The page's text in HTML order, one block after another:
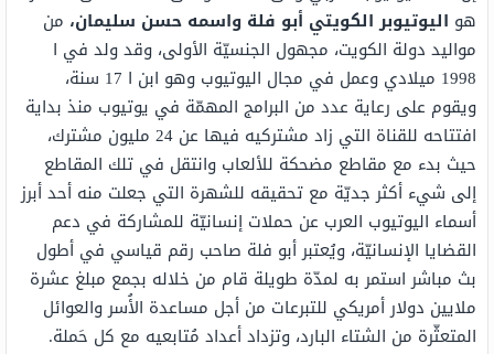
هو اليوتيوبر الكويتي أبو فلة واسمه حسن سليمان، من
مواليد دولة الكويت، مجهول الجنسيّة الأولى، وقد ولد في ا
1998 ميلادي وعمل في مجال اليوتيوب وهو ابن ا 17 سنة،
ويقوم على رعاية عدد من البرامج المهمّة في يوتيوب منذ بداية
افتتاحه للقناة التي زاد مشتركيه فيها عن 24 مليون مشترك،
حيث بدء مع مقاطع مضحكة للألعاب وانتقل في تلك المقاطع
إلى شيء أكثر جديّة مع تحقيقه للشهرة التي جعلت منه أحد أبرز
أسماء اليوتيوب العرب عن حملات إنسانيّة للمشاركة في دعم
القضايا الإنسانيّة، ويُعتبر أبو فلة صاحب رقم قياسي في أطول
بث مباشر استمر به لمدّة طويلة قام من خلاله بجمع مبلغ عشرة
ملايين دولار أمريكي للتبرعات من أجل مساعدة الأُسر والعوائل
المتعثّرة من الشتاء البارد، وتزداد أعداد مُتابعيه مع كل حَملة.